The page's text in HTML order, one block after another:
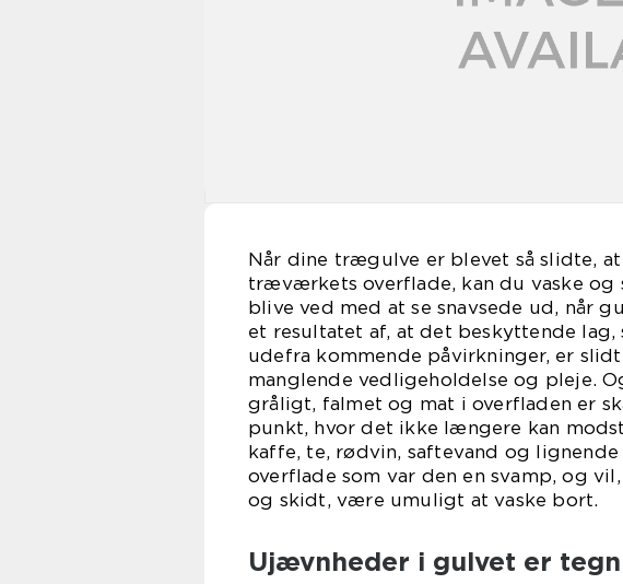
Når dine trægulve er blevet så slidte,
træværkets overflade, kan du vaske og
blive ved med at se snavsede ud, når
et resultatet af, at det beskyttende
udefra kommende påvirkninger, er
manglende vedligeholdelse og pleje.
gråligt, falmet og mat i overfladen er
punkt, hvor det ikke længere kan
kaffe, te, rødvin, saftevand og
overflade som var den en svamp, og
og skidt, være umuligt at vaske bort.
Ujævnheder i gulvet er